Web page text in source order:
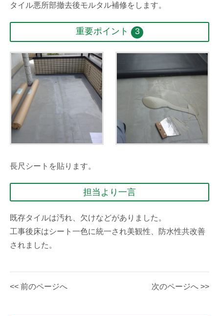
タイル悪所部撤去後モルタル補修をします。
重要ポイント 3
長尺シートを貼ります。
担当より一言
既存タイルは汚れ、欠けなどがありました。
工事後床はシート一色に統一され美観性、防水性共改善
されました。
<< 前のページへ 次のページへ >>